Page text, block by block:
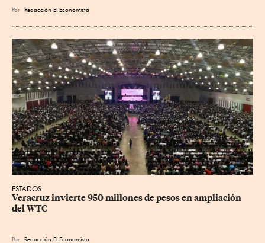
Por Redacción El Economista
ESTADOS
Veracruz invierte 950 millones de pesos en ampliación
del WTC
Por Redacción El Economista